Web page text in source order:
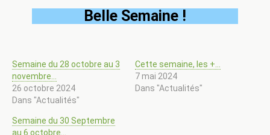
Belle Semaine !
Semaine du 28 octobre au 3
novembre…
26 octobre 2024
Dans "Actualités"
Cette semaine, les +…
7 mai 2024
Dans "Actualités"
Semaine du 30 Septembre
au 6 octobre…